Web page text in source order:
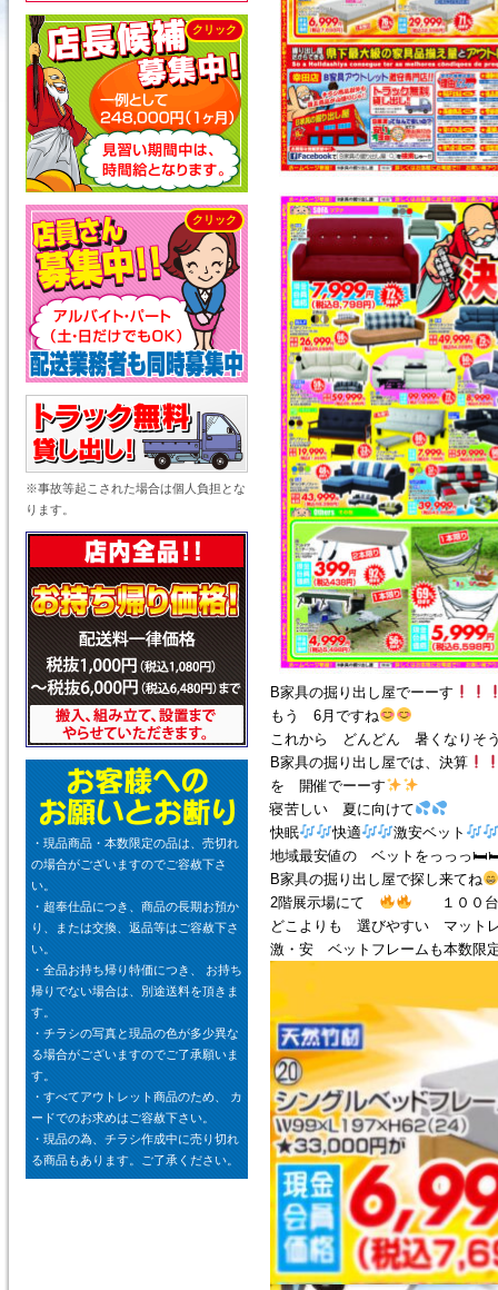
B家具の掘り出し屋でーーす
もう 6月ですね
これから どんどん 暑くなりそ
B家具の掘り出し屋では、決算
を 開催でーーす
寝苦しい 夏に向けて
快眠
快適
激安ベット
地域最安値の ベットをっっっ
B家具の掘り出し屋で探し来てね
2階展示場にて
１００台
どこよりも 選びやすい マット
激・安 ベットフレームも本数限
※事故等起こされた場合は個人負担とな
ります。
・現品商品・本数限定の品は、売切れ
の場合がございますのでご容赦下さ
い。
・超奉仕品につき、商品の長期お預か
り、または交換、返品等はご容赦下さ
い。
・全品お持ち帰り特価につき、 お持ち
帰りでない場合は、別途送料を頂きま
す。
・チラシの写真と現品の色が多少異な
る場合がございますのでご了承願いま
す。
・すべてアウトレット商品のため、 カ
ードでのお求めはご容赦下さい。
・現品の為、チラシ作成中に売り切れ
る商品もあります。ご了承ください。